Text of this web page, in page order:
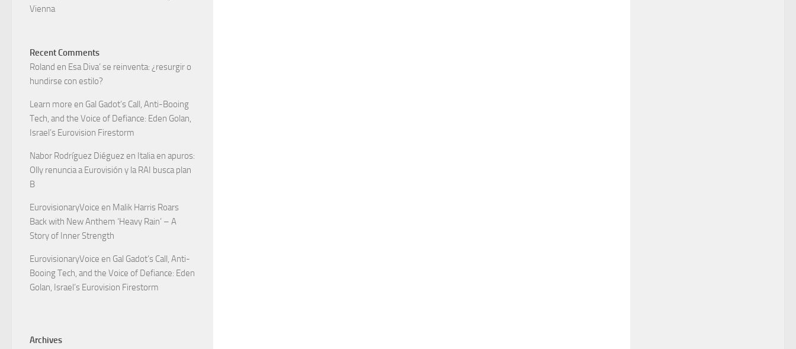
Vienna
Recent Comments
Roland en Esa Diva’ se reinventa: ¿resurgir o
hundirse con estilo?
Learn more en Gal Gadot’s Call, Anti-Booing
Tech, and the Voice of Defiance: Eden Golan,
Israel’s Eurovision Firestorm
Nabor Rodríguez Diéguez en Italia en apuros:
Olly renuncia a Eurovisión y la RAI busca plan
B
EurovisionaryVoice en Malik Harris Roars
Back with New Anthem ‘Heavy Rain’ – A
Story of Inner Strength
EurovisionaryVoice en Gal Gadot’s Call, Anti-
Booing Tech, and the Voice of Defiance: Eden
Golan, Israel’s Eurovision Firestorm
Archives